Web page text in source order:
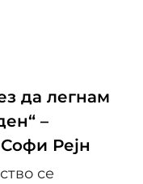
да легнам
–
Рејн
се